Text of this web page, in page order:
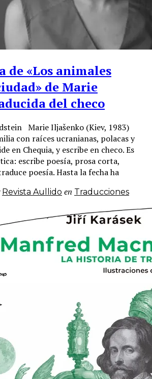
de «Los animales
de Marie
del checo
Marie Iljašenko (Kiev, 1983)
con raíces ucranianas, polacas y
en Chequia, y escribe en checo. Es
escribe poesía, prosa corta,
poesía. Hasta la fecha ha
Revista Aullido en Traducciones